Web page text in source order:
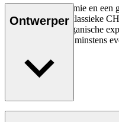
Een goede ergonomie en een
Hans J. Wegners klassieke
fineer. Met zijn organische
stoel vandaag nog minstens
Lees meer
Ontwerper
De Deense meubelontwerper